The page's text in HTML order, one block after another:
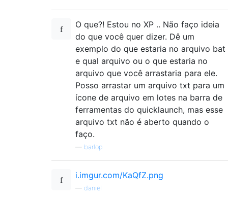
O que?! Estou no XP .. Não faço ideia
do que você quer dizer. Dê um
exemplo do que estaria no arquivo bat
e qual arquivo ou o que estaria no
arquivo que você arrastaria para ele.
Posso arrastar um arquivo txt para um
ícone de arquivo em lotes na barra de
ferramentas do quicklaunch, mas esse
arquivo txt não é aberto quando o
faço.
barlop
i.imgur.com/KaQfZ.png
daniel